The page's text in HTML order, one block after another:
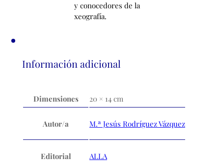
y conocedores de la
xeografía.
Información adicional
Dimensiones 20 × 14 cm
Autor/a M.ª Jesús Rodríguez Vázquez
Editorial ALLA